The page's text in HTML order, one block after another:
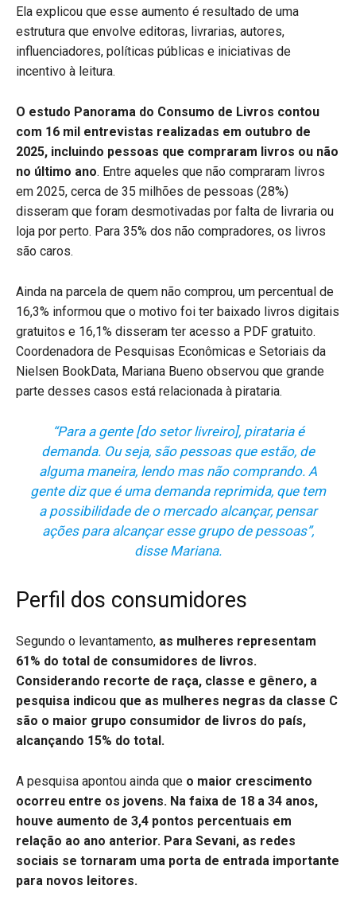
Ela explicou que esse aumento é resultado de uma
estrutura que envolve editoras, livrarias, autores,
influenciadores, políticas públicas e iniciativas de
incentivo à leitura.
O estudo Panorama do Consumo de Livros contou
com 16 mil entrevistas realizadas em outubro de
2025, incluindo pessoas que compraram livros ou não
no último ano. Entre aqueles que não compraram livros
em 2025, cerca de 35 milhões de pessoas (28%)
disseram que foram desmotivadas por falta de livraria ou
loja por perto. Para 35% dos não compradores, os livros
são caros.
Ainda na parcela de quem não comprou, um percentual de
16,3% informou que o motivo foi ter baixado livros digitais
gratuitos e 16,1% disseram ter acesso a PDF gratuito.
Coordenadora de Pesquisas Econômicas e Setoriais da
Nielsen BookData, Mariana Bueno observou que grande
parte desses casos está relacionada à pirataria.
“Para a gente [do setor livreiro], pirataria é
demanda. Ou seja, são pessoas que estão, de
alguma maneira, lendo mas não comprando. A
gente diz que é uma demanda reprimida, que tem
a possibilidade de o mercado alcançar, pensar
ações para alcançar esse grupo de pessoas”,
disse Mariana.
Perfil dos consumidores
Segundo o levantamento, as mulheres representam
61% do total de consumidores de livros.
Considerando recorte de raça, classe e gênero, a
pesquisa indicou que as mulheres negras da classe C
são o maior grupo consumidor de livros do país,
alcançando 15% do total.
A pesquisa apontou ainda que o maior crescimento
ocorreu entre os jovens. Na faixa de 18 a 34 anos,
houve aumento de 3,4 pontos percentuais em
relação ao ano anterior. Para Sevani, as redes
sociais se tornaram uma porta de entrada importante
para novos leitores.